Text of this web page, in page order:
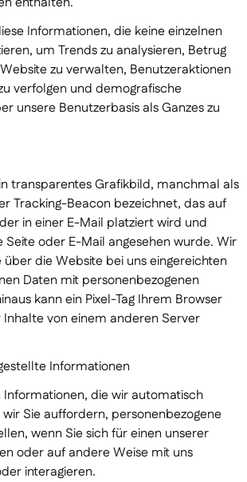
Informationen, die keine einzelnen
um Trends zu analysieren, Betrug
zu verwalten, Benutzeraktionen
verfolgen und demografische
unsere Benutzerbasis als Ganzes zu
transparentes Grafikbild, manchmal als
Tracking-Beacon bezeichnet, das auf
in einer E-Mail platziert wird und
Seite oder E-Mail angesehen wurde. Wir
die Website bei uns eingereichten
Daten mit personenbezogenen
kann ein Pixel-Tag Ihrem Browser
von einem anderen Server
Informationen
Informationen, die wir automatisch
Sie auffordern, personenbezogene
wenn Sie sich für einen unserer
oder auf andere Weise mit uns
interagieren.